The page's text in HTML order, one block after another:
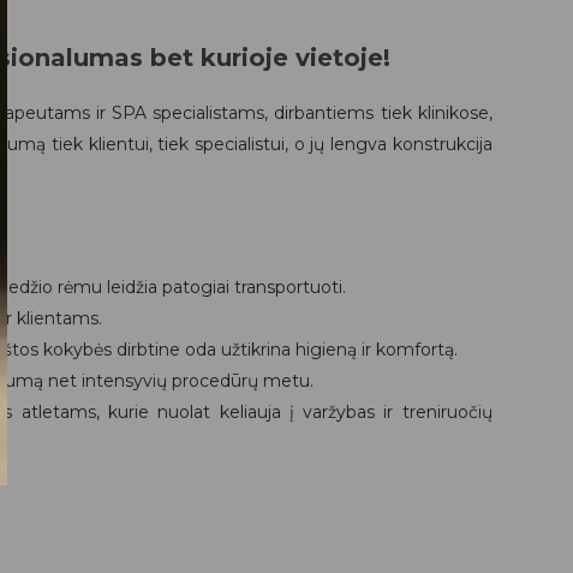
bet kurioje vietoje!
ir SPA specialistams, dirbantiems tiek klinikose,
tiek klientui, tiek specialistui, o jų lengva konstrukcija
rėmu leidžia patogiai transportuoti.
klientams.
kokybės dirbtine oda užtikrina higieną ir komfortą.
net intensyvių procedūrų metu.
atletams, kurie nuolat keliauja į varžybas ir treniruočių